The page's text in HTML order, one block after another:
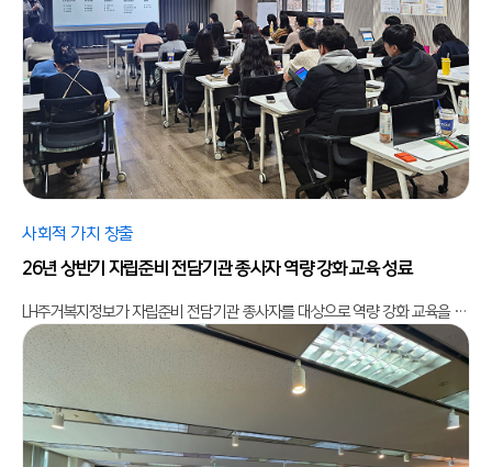
사회적 가치 창출
26년 상반기 자립준비 전담기관 종사자 역량 강화 교육 성료
LH주거복지정보가 자립준비 전담기관 종사자를 대상으로 역량 강화 교육을 실시하여 정책 이해